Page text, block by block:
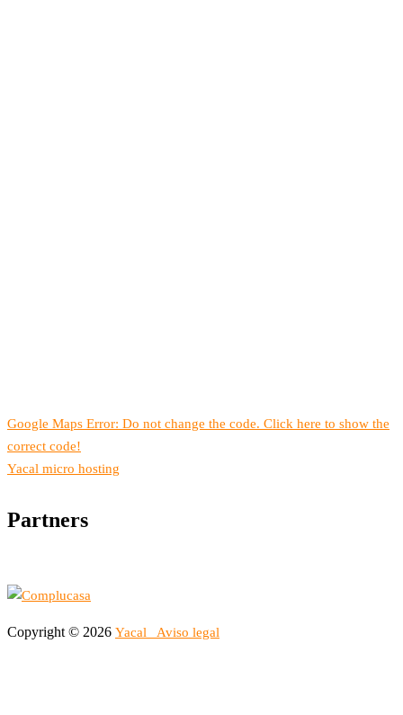
Google Maps Error: Do not change the code. Click here to show the
correct code!
Yacal micro hosting
Partners
Copyright © 2026 Yacal Aviso legal